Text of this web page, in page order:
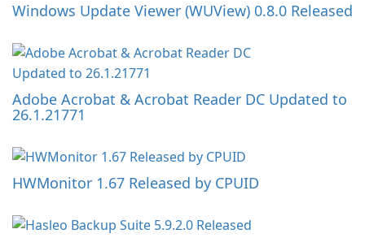
Windows Update Viewer (WUView) 0.8.0 Released
Adobe Acrobat & Acrobat Reader DC Updated to
26.1.21771
HWMonitor 1.67 Released by CPUID